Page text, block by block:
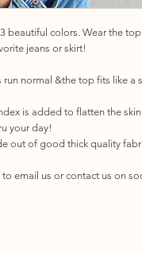
beautiful colors. Wear the
jeans or skirt!
run normal &the top fits like a
is added to flatten the
your day!
out of good thick quality
to email us or contact us on